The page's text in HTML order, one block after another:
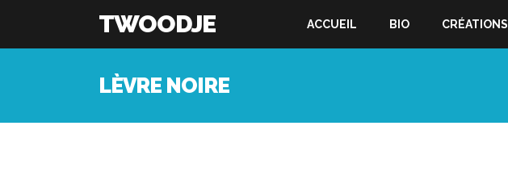
TWOODJE ACCUEIL BIO CRÉATIONS
LÈVRE NOIRE